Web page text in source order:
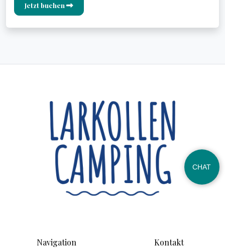
Jetzt buchen
Navigation Kontakt
CHAT